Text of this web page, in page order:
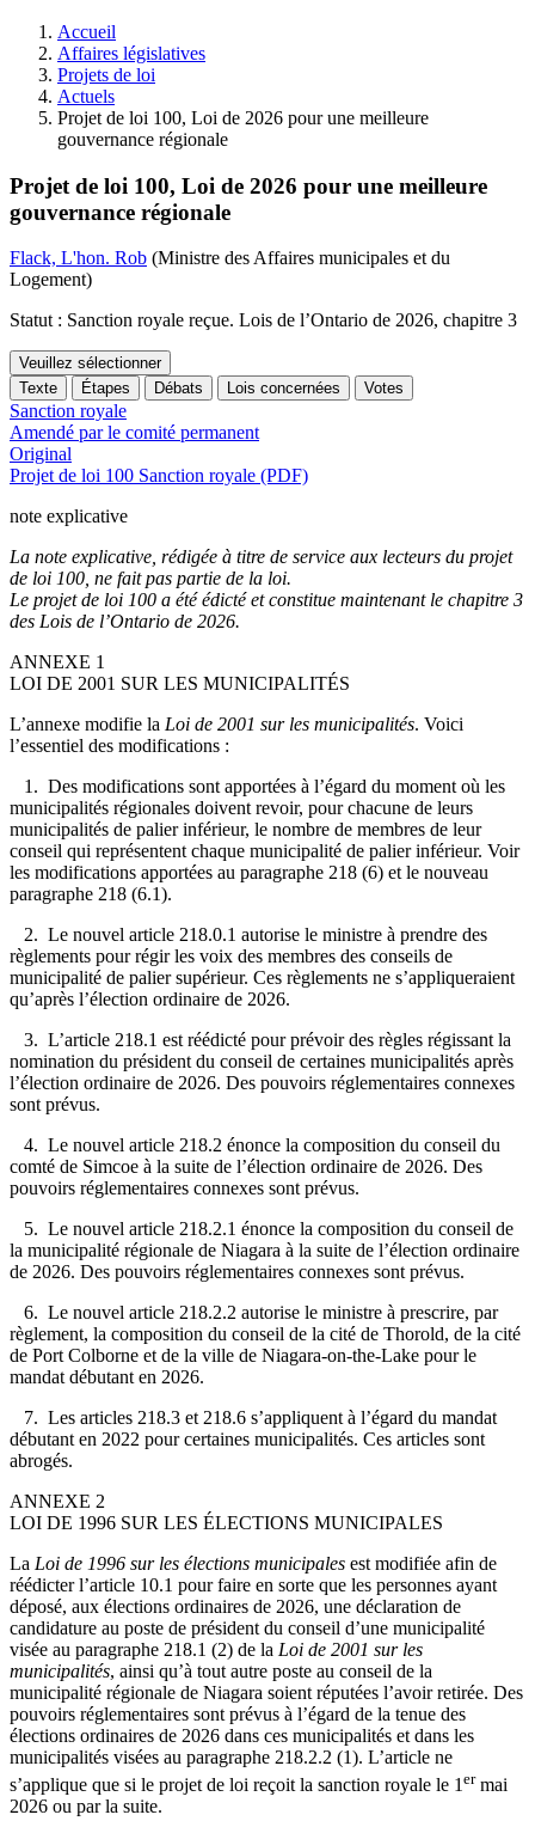
législative.
Accueil
Affaires législatives
Projets de loi
Actuels
Projet de loi 100, Loi de 2026 pour une meilleure
gouvernance régionale
Projet de loi 100, Loi de 2026 pour une meilleure
gouvernance régionale
Flack, L'hon. Rob (Ministre des Affaires municipales et du
Logement)
Statut : Sanction royale reçue. Lois de l’Ontario de 2026, chapitre 3
Veuillez sélectionner
Texte
Étapes Débats Lois concernées Votes
Sanction royale
Amendé par le comité permanent
Original
Projet de loi 100 Sanction royale (PDF)
note explicative
La note explicative, rédigée à titre de service aux lecteurs du projet
de loi 100, ne fait pas partie de la loi.
Le projet de loi 100 a été édicté et constitue maintenant le chapitre 3
des Lois de l’Ontario de 2026.
ANNEXE 1
LOI DE 2001 SUR LES MUNICIPALITÉS
L’annexe modifie la Loi de 2001 sur les municipalités. Voici
l’essentiel des modifications :
1. Des modifications sont apportées à l’égard du moment où les
municipalités régionales doivent revoir, pour chacune de leurs
municipalités de palier inférieur, le nombre de membres de leur
conseil qui représentent chaque municipalité de palier inférieur. Voir
les modifications apportées au paragraphe 218 (6) et le nouveau
paragraphe 218 (6.1).
2. Le nouvel article 218.0.1 autorise le ministre à prendre des
règlements pour régir les voix des membres des conseils de
municipalité de palier supérieur. Ces règlements ne s’appliqueraient
qu’après l’élection ordinaire de 2026.
3. L’article 218.1 est réédicté pour prévoir des règles régissant la
nomination du président du conseil de certaines municipalités après
l’élection ordinaire de 2026. Des pouvoirs réglementaires connexes
sont prévus.
4. Le nouvel article 218.2 énonce la composition du conseil du
comté de Simcoe à la suite de l’élection ordinaire de 2026. Des
pouvoirs réglementaires connexes sont prévus.
5. Le nouvel article 218.2.1 énonce la composition du conseil de
la municipalité régionale de Niagara à la suite de l’élection ordinaire
de 2026. Des pouvoirs réglementaires connexes sont prévus.
6. Le nouvel article 218.2.2 autorise le ministre à prescrire, par
règlement, la composition du conseil de la cité de Thorold, de la cité
de Port Colborne et de la ville de Niagara-on-the-Lake pour le
mandat débutant en 2026.
7. Les articles 218.3 et 218.6 s’appliquent à l’égard du mandat
débutant en 2022 pour certaines municipalités. Ces articles sont
abrogés.
ANNEXE 2
LOI DE 1996 SUR LES ÉLECTIONS MUNICIPALES
La Loi de 1996 sur les élections municipales est modifiée afin de
réédicter l’article 10.1 pour faire en sorte que les personnes ayant
déposé, aux élections ordinaires de 2026, une déclaration de
candidature au poste de président du conseil d’une municipalité
visée au paragraphe 218.1 (2) de la Loi de 2001 sur les
municipalités, ainsi qu’à tout autre poste au conseil de la
municipalité régionale de Niagara soient réputées l’avoir retirée. Des
pouvoirs réglementaires sont prévus à l’égard de la tenue des
élections ordinaires de 2026 dans ces municipalités et dans les
municipalités visées au paragraphe 218.2.2 (1). L’article ne
s’applique que si le projet de loi reçoit la sanction royale le 1 ermai
2026 ou par la suite.